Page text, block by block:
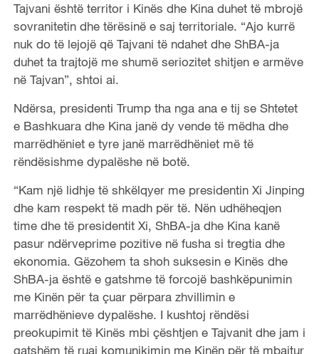
Tajvani është territor i Kinës dhe Kina duhet të mbrojë
sovranitetin dhe tërësinë e saj territoriale. “Ajo kurrë
nuk do të lejojë që Tajvani të ndahet dhe ShBA-ja
duhet ta trajtojë me shumë seriozitet shitjen e armëve
në Tajvan”, shtoi ai.
Ndërsa, presidenti Trump tha nga ana e tij se Shtetet
e Bashkuara dhe Kina janë dy vende të mëdha dhe
marrëdhëniet e tyre janë marrëdhëniet më të
rëndësishme dypalëshe në botë.
“Kam një lidhje të shkëlqyer me presidentin Xi Jinping
dhe kam respekt të madh për të. Nën udhëheqjen
time dhe të presidentit Xi, ShBA-ja dhe Kina kanë
pasur ndërveprime pozitive në fusha si tregtia dhe
ekonomia. Gëzohem ta shoh suksesin e Kinës dhe
ShBA-ja është e gatshme të forcojë bashkëpunimin
me Kinën për ta çuar përpara zhvillimin e
marrëdhënieve dypalëshe. I kushtoj rëndësi
preokupimit të Kinës mbi çështjen e Tajvanit dhe jam i
gatshëm të ruaj komunikimin me Kinën për të mbajtur